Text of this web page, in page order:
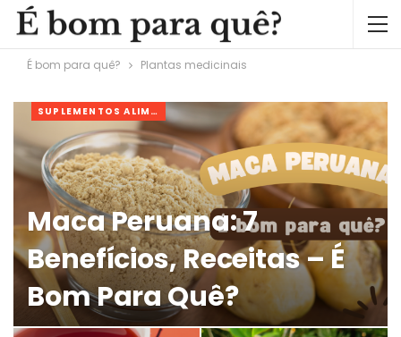
É bom para quê? Plantas medicinais
SUPLEMENTOS ALIMENTARES
Maca Peruana: 7
Benefícios, Receitas – É
Bom Para Quê?
JORGE 31 MAIO, 2023 0